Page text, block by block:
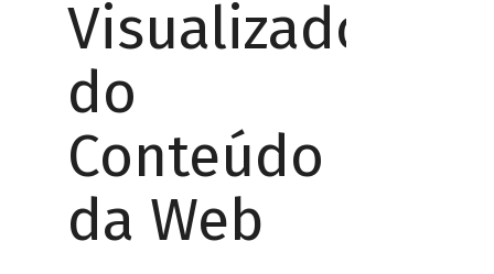
Visualizador
do
Conteúdo
da Web